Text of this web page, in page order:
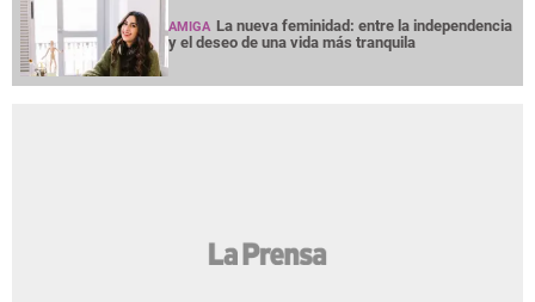
AMIGA La nueva feminidad: entre la independencia
y el deseo de una vida más tranquila